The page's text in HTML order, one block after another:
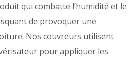
qui combatte l’humidité et le
de provoquer une
Nos couvreurs utilisent
pour appliquer les